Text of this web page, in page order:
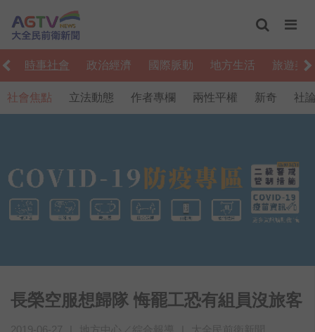
時事社會 政治經濟 國際脈動 地方生活 旅遊美
社會焦點 立法動態 作者專欄 兩性平權 新奇 社
長榮空服想歸隊 悔罷工恐有組員沒旅客